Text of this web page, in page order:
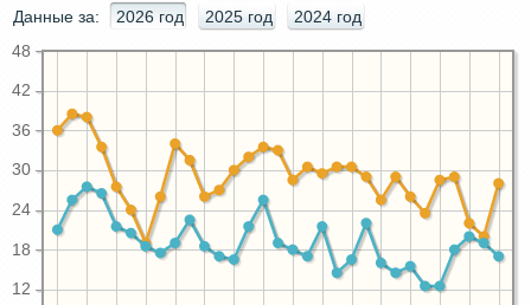
Данные за: 2026 год 2025 год 2024 год
12
18
24
30
36
42
48